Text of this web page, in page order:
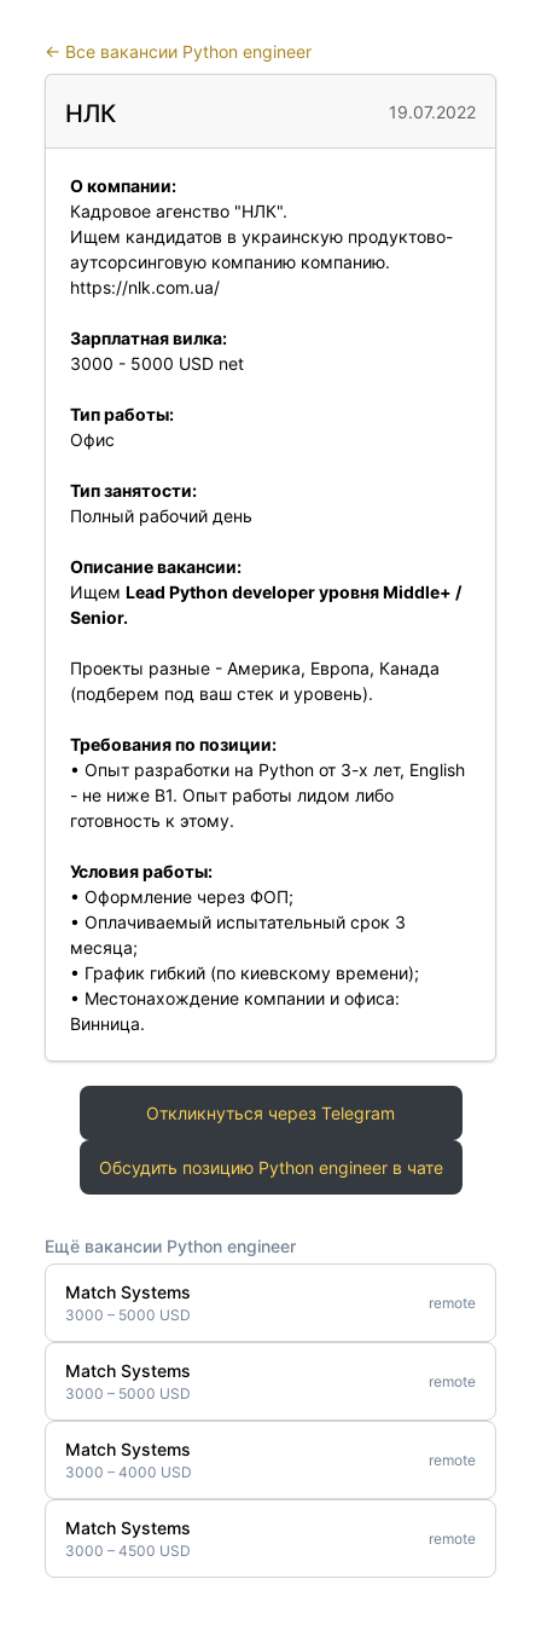
← Все вакансии Python engineer
НЛК 19.07.2022
О компании:
Кадровое агенство "НЛК".
Ищем кандидатов в украинскую продуктово-
аутсорсинговую компанию компанию.
https://nlk.com.ua/
Зарплатная вилка:
3000 - 5000 USD net
Тип работы:
Офис
Тип занятости:
Полный рабочий день
Описание вакансии:
Ищем Lead Python developer уровня Middle+ /
Senior.
Проекты разные - Америка, Европа, Канада
(подберем под ваш стек и уровень).
Требования по позиции:
• Опыт разработки на Python от 3-х лет, English
- не ниже B1. Опыт работы лидом либо
готовность к этому.
Условия работы:
• Оформление через ФОП;
• Оплачиваемый испытательный срок 3
месяца;
• График гибкий (по киевскому времени);
• Местонахождение компании и офиса:
Винница.
Откликнуться через Telegram
Обсудить позицию Python engineer в чате
Ещё вакансии Python engineer
Match Systems
3000 – 5000 USD
remote
Match Systems
3000 – 5000 USD
remote
Match Systems
3000 – 4000 USD
remote
Match Systems
3000 – 4500 USD
remote